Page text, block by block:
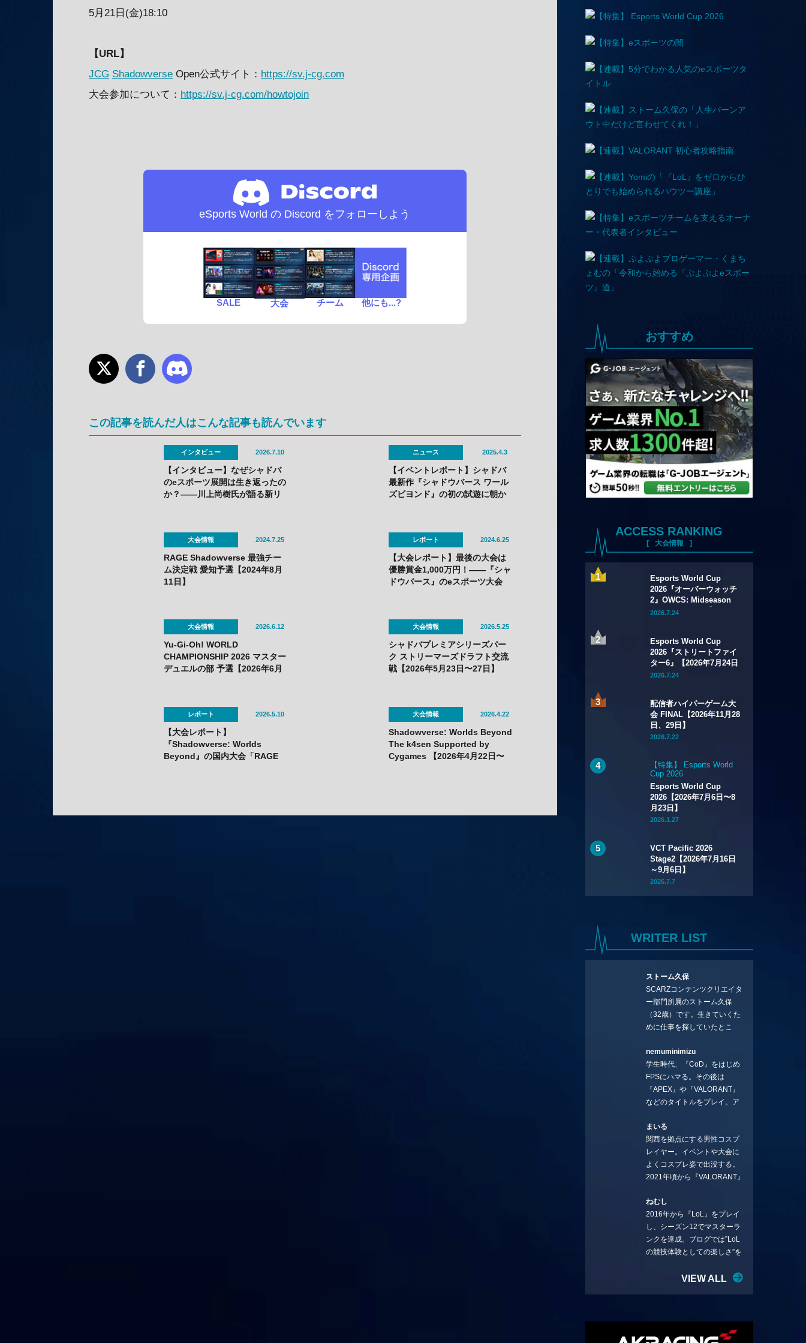
5月21日(金)18:10
【URL】
JCG Shadowverse Open公式サイト： https://sv.j-cg.com
大会参加について： https://sv.j-cg.com/howtojoin
eSports World の Discord をフォローしよう
SALE 大会 チーム 他にも...?
この記事を読んだ人はこんな記事も読んでいます
インタビュー 2026.7.10
【インタビュー】なぜシャドバ
のeスポーツ展開は生き返ったの
か？——川上尚樹氏が語る新リ
ニュース 2025.4.3
【イベントレポート】シャドバ
最新作『シャドウバース ワール
ズビヨンド』の初の試遊に朝か
大会情報 2024.7.25
RAGE Shadowverse 最強チー
ム決定戦 愛知予選【2024年8月
11日】
レポート 2024.6.25
【大会レポート】最後の大会は
優勝賞金1,000万円！——『シャ
ドウバース』のeスポーツ大会
N/S（ねこそぎ）選手が優勝し30
回目の節目の大会で有終の美を
飾る！
大会情報 2026.6.12
Yu-Gi-Oh! WORLD
CHAMPIONSHIP 2026 マスター
デュエルの部 予選【2026年6月
大会情報 2026.5.25
シャドバプレミアシリーズパー
ク ストリーマーズドラフト交流
戦【2026年5月23日〜27日】
レポート 2026.5.10
【大会レポート】
『Shadowverse: Worlds
Beyond』の国内大会「RAGE
大会情報 2026.4.22
Shadowverse: Worlds Beyond
The k4sen Supported by
Cygames 【2026年4月22日〜
おすすめ
ACCESS RANKING
大会情報
Esports World Cup
2026『オーバーウォッチ
2』OWCS: Midseason
Championship【2026年
2026.7.24
Esports World Cup
2026『ストリートファイ
ター6』【2026年7月24日
～8月1日】
2026.7.24
配信者ハイパーゲーム大
会 FINAL【2026年11月28
日、29日】
2026.7.22
【特集】 Esports World
Cup 2026
Esports World Cup
2026【2026年7月6日〜8
月23日】
2026.1.27
VCT Pacific 2026
Stage2【2026年7月16日
～9月6日】
2026.7.7
WRITER LIST
ストーム久保
SCARZコンテンツクリエイタ
ー部門所属のストーム久保
（32歳）です。生きていくた
めに仕事を探していたとこ
コラムを連載させてもらえる
ことになりました。言いたい
ことを言っていきます。X：
https://x.com/stormKUBO
YouTube：
rmKUBO
nemuminimizu
学生時代、『CoD』をはじめ
FPSにハマる。その後は
『APEX』や『VALORANT』
などのタイトルをプレイ。ア
BGMなどを手掛ける作曲家と
フリーランスのライターの二
足の草鞋を履いて幅広く活動
中。無類のラーメン好き！
Twitter:@ongakucas
まいる
関西を拠点にする男性コスプ
レイヤー。イベントや大会に
よくコスプレ姿で出没する。
2021年頃から『VALORANT』
続ける。現在の推しチームは
「CREST GAMING」。X：
@mlunias（Photo by
Subaru.F.）
ねむし
2016年から『LoL』をプレイ
し、シーズン12でマスターラ
ンクを達成。ブログでは”LoL
の競技体験としての楽しさ”を
リーを愛し、元ADCメイン
VIEW ALL